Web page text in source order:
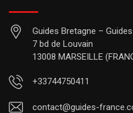
Guides Bretagne –
7 bd de Louvain
13008 MARSEILLE
+33744750411
contact@guides-